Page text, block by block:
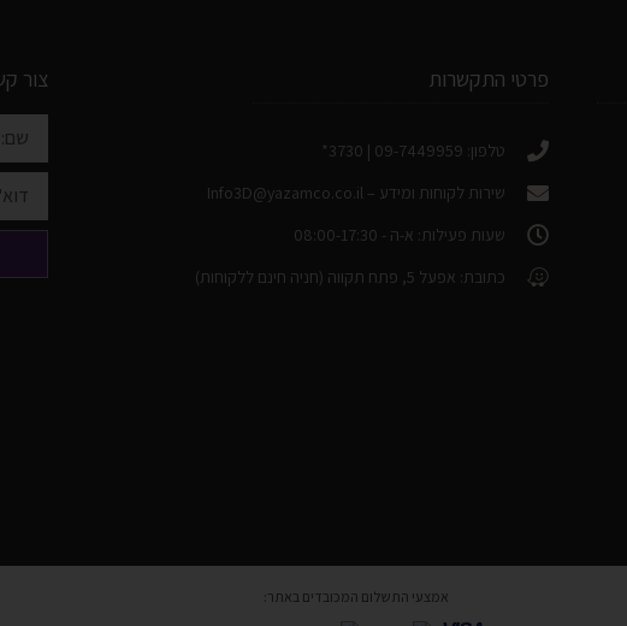
פרטי התקשרות
טלפון: 09-7449959 | 3730*
שירות לקוחות ומידע – Info3D@yazamco.co.il
שעות פעילות: א-ה - 08:00-17:30
כתובת: אפעל 5, פתח תקווה (חניה חינם ללקוחות)
צור
אמצעי התשלום המכובדים באתר: